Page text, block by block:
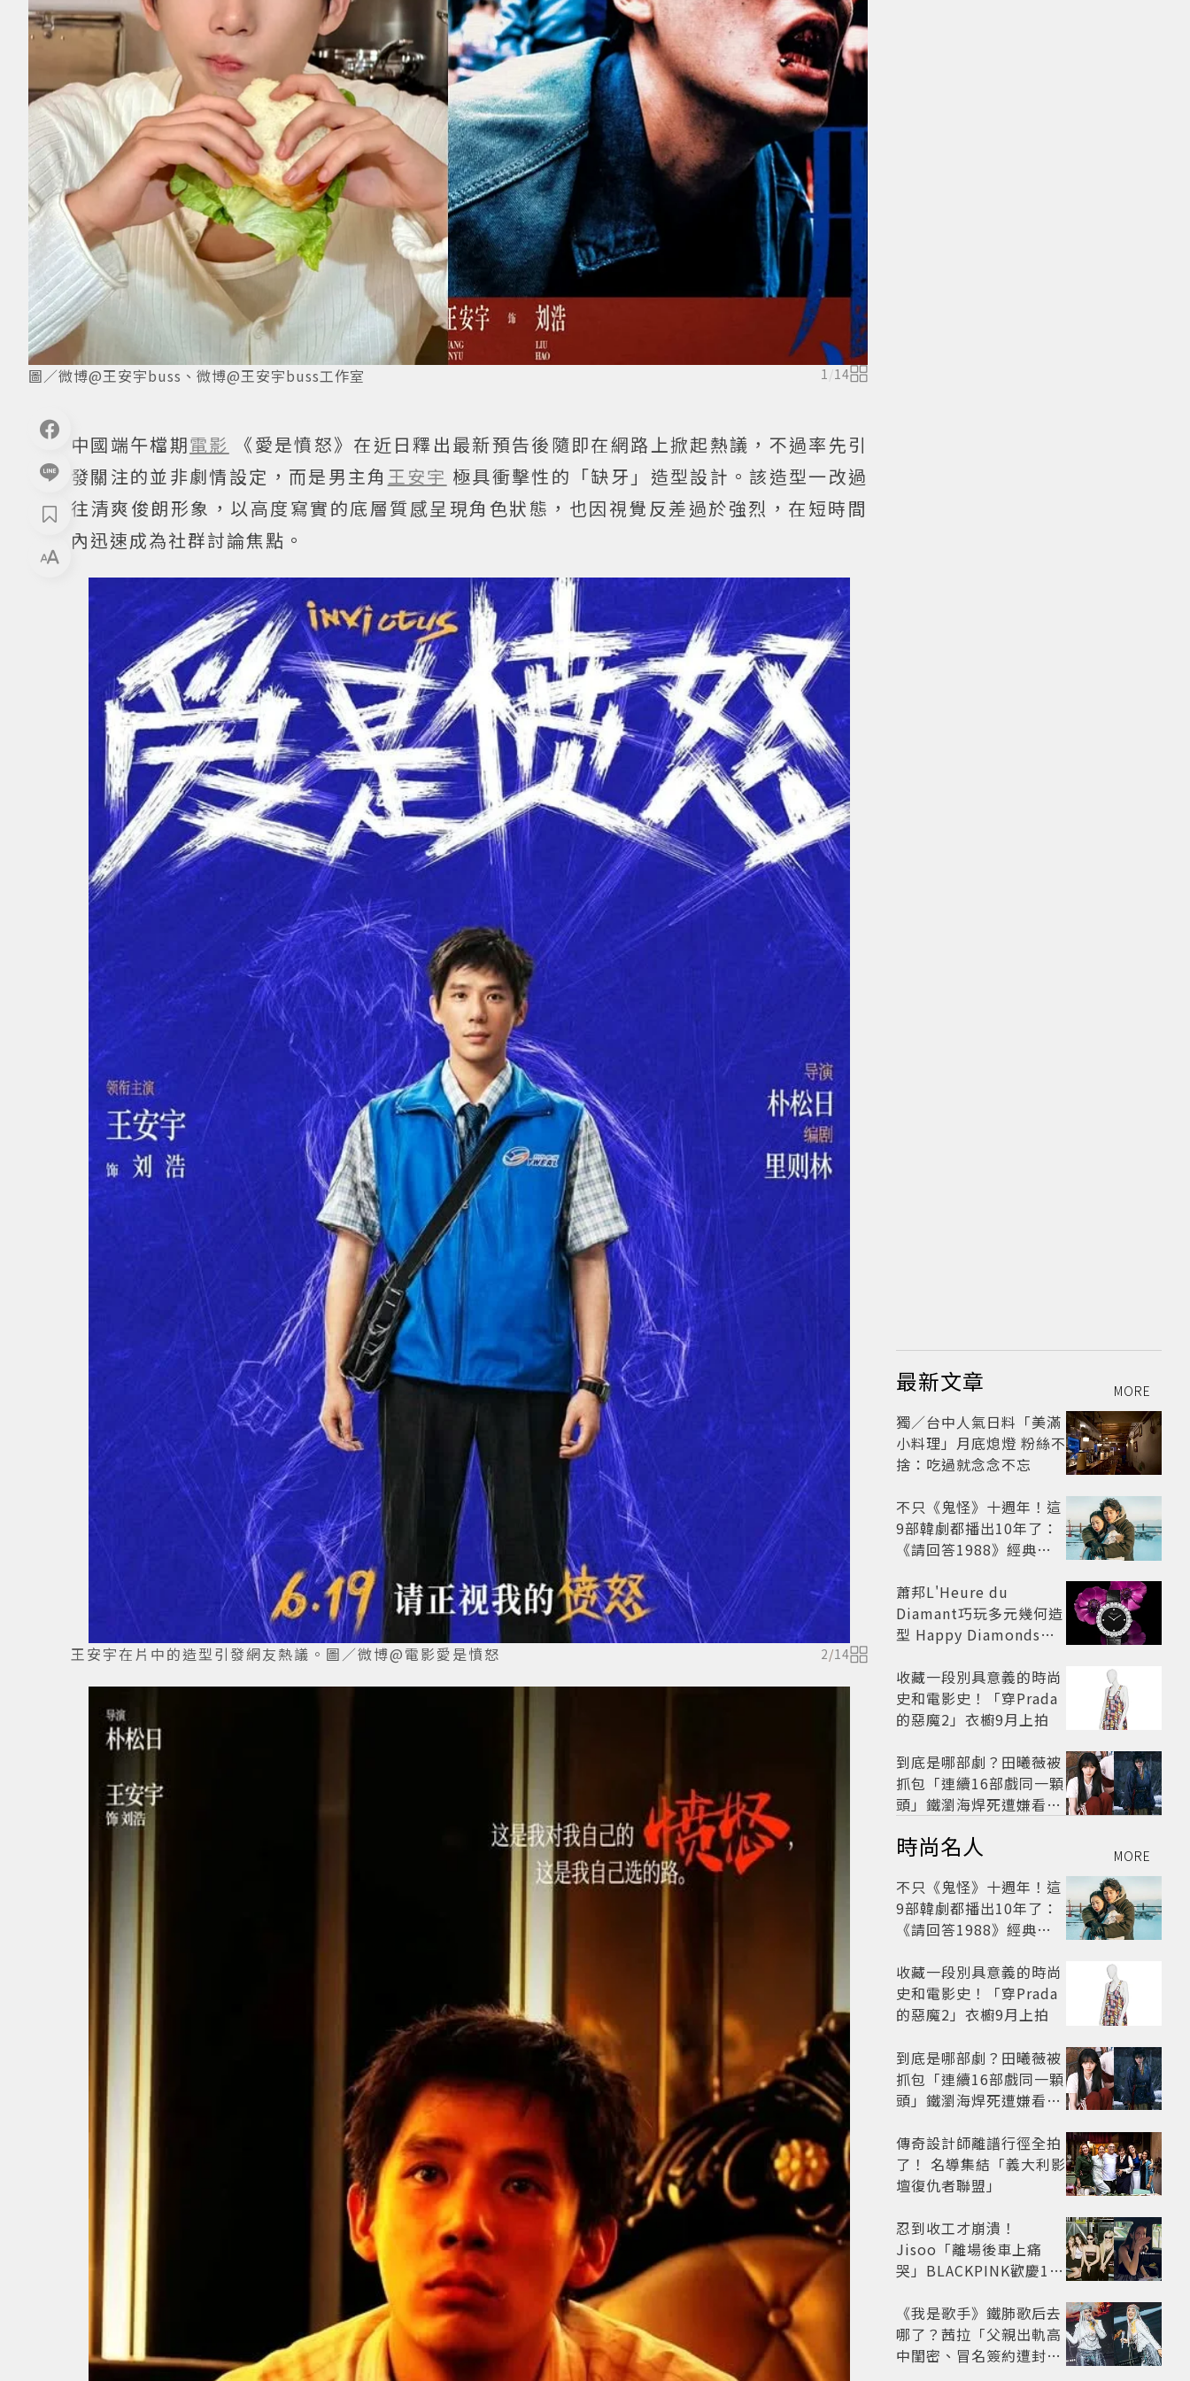
圖／微博@王安宇buss、微博@王安宇buss工作室 1 /14
中國端午檔期電影
《愛是憤怒》在近日釋出最新預告後隨即在網路上掀起熱議，不過率先引
發關注的並非劇情設定，而是男主角 王安宇 極具衝擊性的「缺牙」造型設計。該造型一改過
往清爽俊朗形象，以高度寫實的底層質感呈現角色狀態，也因視覺反差過於強烈，在短時間
內迅速成為社群討論焦點。
王安宇在片中的造型引發網友熱議。圖／微博@電影愛是憤怒 2/14
最新文章 MORE
獨／台中人氣日料「美滿
小料理」月底熄燈 粉絲不
捨：吃過就念念不忘
不只《鬼怪》十週年！這
9部韓劇都播出10年了：
《請回答1988》經典不
蕭邦L'Heure du
Diamant巧玩多元幾何造
型 Happy Diamonds歡
收藏一段別具意義的時尚
史和電影史！「穿Prada
的惡魔2」衣櫥9月上拍
到底是哪部劇？田曦薇被
抓包「連續16部戲同一顆
頭」鐵瀏海焊死遭嫌看膩
時尚名人 MORE
不只《鬼怪》十週年！這
9部韓劇都播出10年了：
《請回答1988》經典不
收藏一段別具意義的時尚
史和電影史！「穿Prada
的惡魔2」衣櫥9月上拍
到底是哪部劇？田曦薇被
抓包「連續16部戲同一顆
頭」鐵瀏海焊死遭嫌看膩
傳奇設計師離譜行徑全拍
了！ 名導集結「義大利影
壇復仇者聯盟」
忍到收工才崩潰！
Jisoo「離場後車上痛
哭」BLACKPINK歡慶10
超心疼
《我是歌手》鐵肺歌后去
哪了？茜拉「父親出軌高
中閨密、冒名簽約遭封